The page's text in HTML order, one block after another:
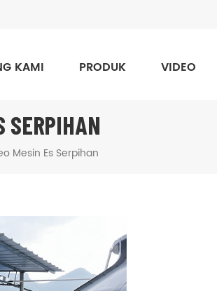
KAMI PRODUK VIDEO
SERPIHAN
Mesin Es Serpihan